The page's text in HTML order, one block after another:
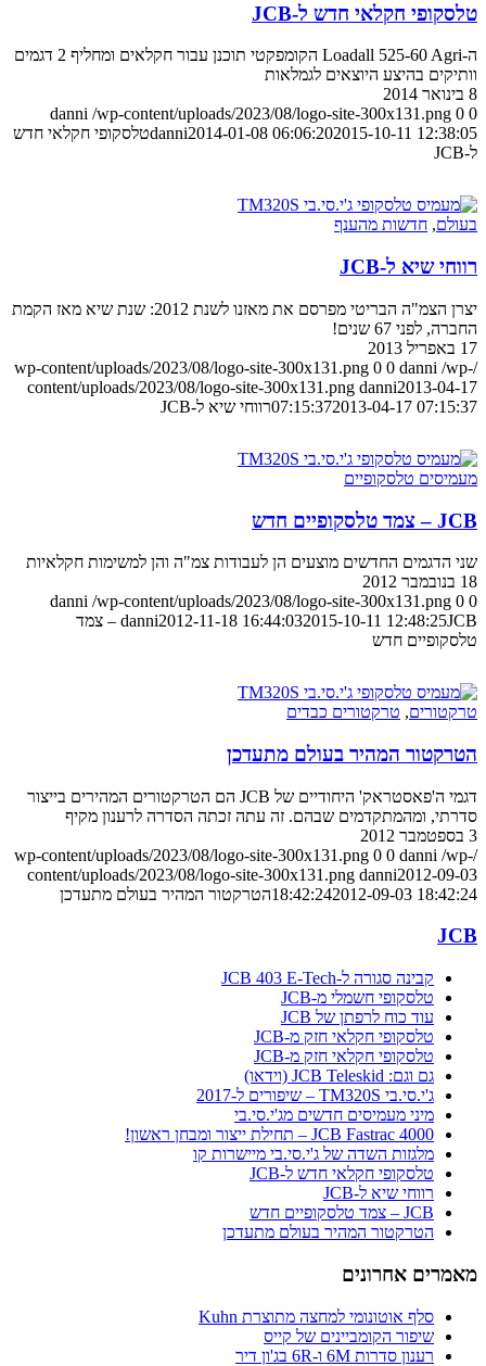
טלסקופי חקלאי חדש ל-JCB
ה-Loadall 525-60 Agri הקומפקטי תוכנן עבור חקלאים ומחליף 2 דגמים
וותיקים בהיצע היוצאים לגמלאות
8 בינואר 2014
0
0
danni /wp-content/uploads/2023/08/logo-site-300x131.png
danni2014-01-08 06:06:202015-10-11 12:38:05
טלסקופי חקלאי חדש
ל-JCB
בעולם, חדשות מהענף
רווחי שיא ל-JCB
יצרן הצמ"ה הבריטי מפרסם את מאזנו לשנת 2012: שנת שיא מאז הקמת
החברה, לפני 67 שנים!
17 באפריל 2013
/wp-content/uploads/2023/08/logo-site-300x131.png
0 0 danni /wp-
content/uploads/2023/08/logo-site-300x131.png danni2013-04-17
07:15:372013-04-17 07:15:37 רווחי שיא ל-JCB
מעמיסים טלסקופיים
JCB – צמד טלסקופיים חדש
שני הדגמים החדשים מוצעים הן לעבודות צמ"ה והן למשימות חקלאיות
18 בנובמבר 2012
0
0
danni /wp-content/uploads/2023/08/logo-site-300x131.png
danni2012-11-18 16:44:032015-10-11 12:48:25
JCB – צמד
טלסקופיים חדש
טרקטורים, טרקטורים כבדים
הטרקטור המהיר בעולם מתעדכן
דגמי ה'פאסטראק' היחודיים של JCB הם הטרקטורים המהירים בייצור
סדרתי, ומהמתקדמים שבהם. זה עתה זכתה הסדרה לרענון מקיף
3 בספטמבר 2012
/wp-content/uploads/2023/08/logo-site-300x131.png
0 0 danni /wp-
content/uploads/2023/08/logo-site-300x131.png danni2012-09-03
18:42:242012-09-03 18:42:24 הטרקטור המהיר בעולם מתעדכן
JCB
קבינה סגורה ל-JCB 403 E-Tech
טלסקופי חשמלי מ-JCB
עוד כוח לרפתן של JCB
טלסקופי חקלאי חזק מ-JCB
טלסקופי חקלאי חזק מ-JCB
גם וגם: JCB Teleskid (וידאו)
ג'י.סי.בי TM320S – שיפורים ל-2017
מיני מעמיסים חדשים מג'י.סי.בי
JCB Fastrac 4000 – תחילת ייצור ומבחן ראשון!
מלגזות השדה של ג'י.סי.בי מיישרות קו
טלסקופי חקלאי חדש ל-JCB
רווחי שיא ל-JCB
JCB – צמד טלסקופיים חדש
הטרקטור המהיר בעולם מתעדכן
מאמרים אחרונים
סלף אוטונומי למחצה מתוצרת Kuhn
שיפור הקומביינים של קייס
רענון סדרות 6M ו-6R בג'ון דיר